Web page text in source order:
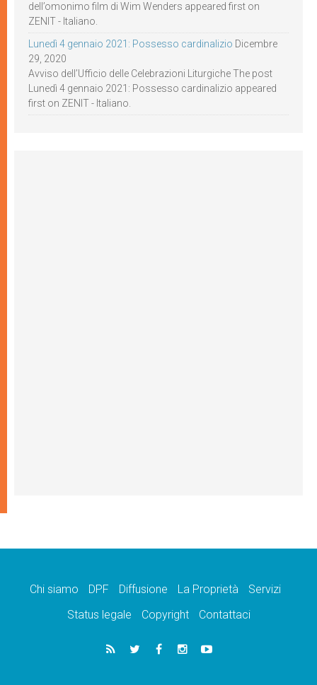
dell’omonimo film di Wim Wenders appeared first on
ZENIT - Italiano.
Lunedì 4 gennaio 2021: Possesso cardinalizio Dicembre
29, 2020
Avviso dell’Ufficio delle Celebrazioni Liturgiche The post
Lunedì 4 gennaio 2021: Possesso cardinalizio appeared
first on ZENIT - Italiano.
Chi siamo DPF Diffusione La Proprietà
Servizi
Status legale
Copyright Contattaci